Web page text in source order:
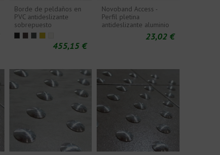
Borde de peldaños en
PVC antideslizante
sobrepuesto
455,15 €
Novoband Access -
Perfil pletina
antideslizante aluminio
23,02 €